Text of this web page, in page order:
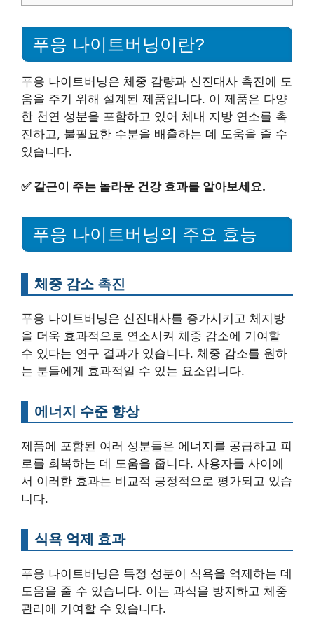
푸응 나이트버닝이란?
푸응 나이트버닝은 체중 감량과 신진대사 촉진에 도
움을 주기 위해 설계된 제품입니다. 이 제품은 다양
한 천연 성분을 포함하고 있어 체내 지방 연소를 촉
진하고, 불필요한 수분을 배출하는 데 도움을 줄 수
있습니다.
✅ 갈근이 주는 놀라운 건강 효과를 알아보세요.
푸응 나이트버닝의 주요 효능
체중 감소 촉진
푸응 나이트버닝은 신진대사를 증가시키고 체지방
을 더욱 효과적으로 연소시켜 체중 감소에 기여할
수 있다는 연구 결과가 있습니다. 체중 감소를 원하
는 분들에게 효과적일 수 있는 요소입니다.
에너지 수준 향상
제품에 포함된 여러 성분들은 에너지를 공급하고 피
로를 회복하는 데 도움을 줍니다. 사용자들 사이에
서 이러한 효과는 비교적 긍정적으로 평가되고 있습
니다.
식욕 억제 효과
푸응 나이트버닝은 특정 성분이 식욕을 억제하는 데
도움을 줄 수 있습니다. 이는 과식을 방지하고 체중
관리에 기여할 수 있습니다.